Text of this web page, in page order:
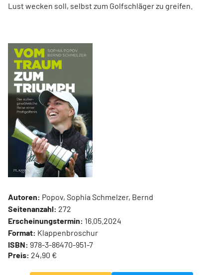
Lust wecken soll, selbst zum Golfschläger zu greifen.
Autoren: Popov, Sophia Schmelzer, Bernd
Seitenanzahl: 272
Erscheinungstermin: 16.05.2024
Format: Klappenbroschur
ISBN: 978-3-86470-951-7
Preis: 24,90 €